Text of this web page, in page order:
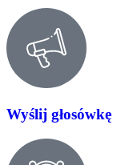
Wyślij głosówkę